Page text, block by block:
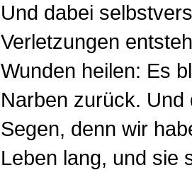
Und dabei
Verletzungen
Wunden heilen: Es
Narben zurück. Und
Segen, denn wir
Leben lang, und sie